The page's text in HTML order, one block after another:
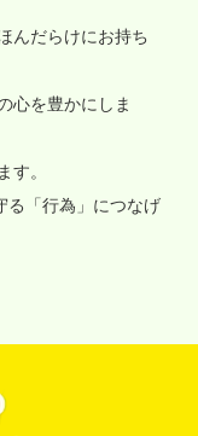
んだらけにお持ち
心を豊かにしま
す。
る「行為」につなげ